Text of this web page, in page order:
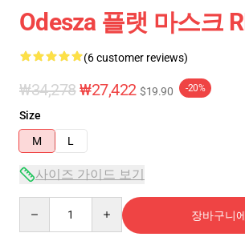
Odesza 플랫 마스크
(6 customer reviews)
₩34,278₩27,422 $19.90 -20%
Size
M
L
사이즈 가이드 보기
장바구니